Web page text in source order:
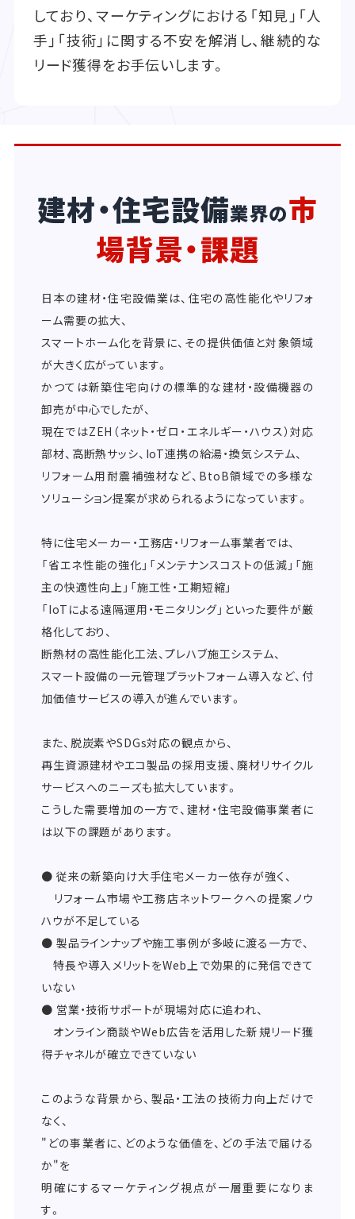
しており、マーケティングにおける「知見」「人
手」「技術」に関する不安を解消し、継続的な
リード獲得をお手伝いします。
建材・住宅設備業界の市
場背景・課題
日本の建材・住宅設備業は、住宅の高性能化やリフォ
ーム需要の拡大、
スマートホーム化を背景に、その提供価値と対象領域
が大きく広がっています。
かつては新築住宅向けの標準的な建材・設備機器の
卸売が中心でしたが、
現在ではZEH（ネット・ゼロ・エネルギー・ハウス）対応
部材、高断熱サッシ、IoT連携の給湯・換気システム、
リフォーム用耐震補強材など、BtoB領域での多様な
ソリューション提案が求められるようになっています。
特に住宅メーカー・工務店・リフォーム事業者では、
「省エネ性能の強化」「メンテナンスコストの低減」「施
主の快適性向上」「施工性・工期短縮」
「IoTによる遠隔運用・モニタリング」といった要件が厳
格化しており、
断熱材の高性能化工法、プレハブ施工システム、
スマート設備の一元管理プラットフォーム導入など、付
加価値サービスの導入が進んでいます。
また、脱炭素やSDGs対応の観点から、
再生資源建材やエコ製品の採用支援、廃材リサイクル
サービスへのニーズも拡大しています。
こうした需要増加の一方で、建材・住宅設備事業者に
は以下の課題があります。
● 従来の新築向け大手住宅メーカー依存が強く、
リフォーム市場や工務店ネットワークへの提案ノウ
ハウが不足している
● 製品ラインナップや施工事例が多岐に渡る一方で、
特長や導入メリットをWeb上で効果的に発信できて
いない
● 営業・技術サポートが現場対応に追われ、
オンライン商談やWeb広告を活用した新規リード獲
得チャネルが確立できていない
このような背景から、製品・工法の技術力向上だけで
なく、
"どの事業者に、どのような価値を、どの手法で届ける
か"を
明確にするマーケティング視点が一層重要になりま
す。